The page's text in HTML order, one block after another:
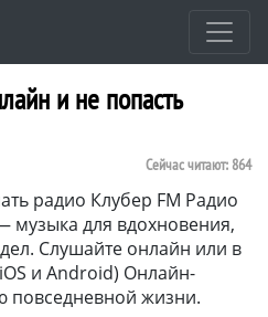
и не попасть
Сейчас читают: 864
радио Клубер FM Радио
музыка для вдохновения,
Слушайте онлайн или в
и Android) Онлайн-
повседневной жизни.